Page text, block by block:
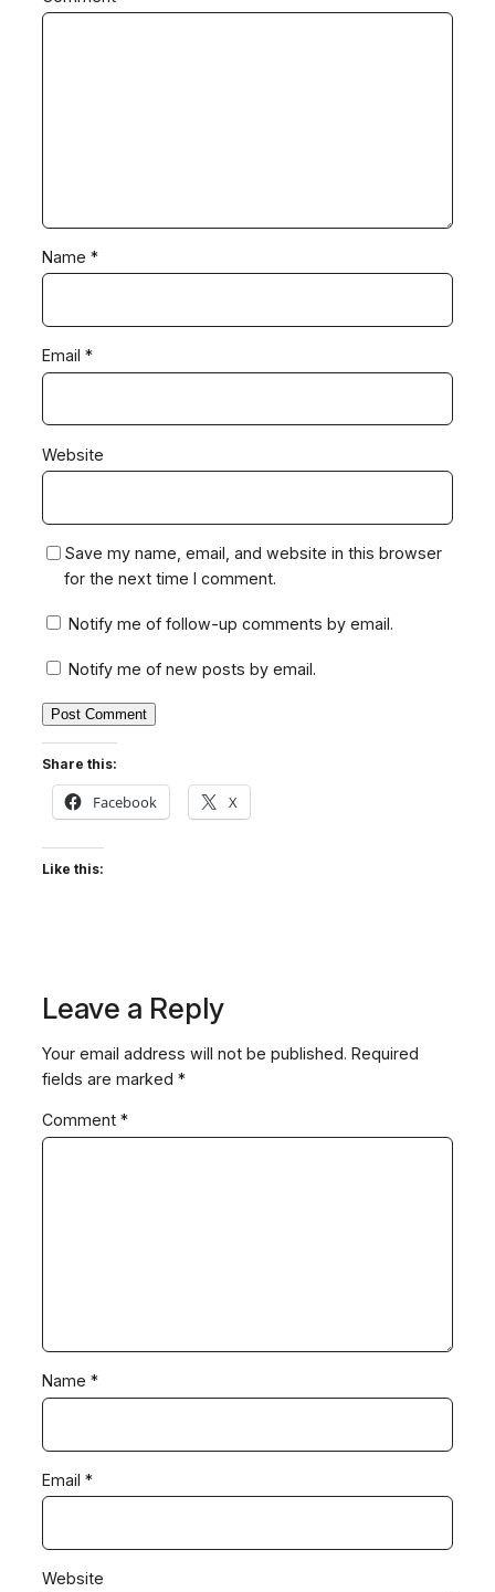
Name *
Email *
Website
Save my name, email, and website in this browser
for the next time I comment.
Notify me of follow-up comments by email.
Notify me of new posts by email.
Share this:
Facebook X
Like this:
Leave a Reply
Your email address will not be published. Required
fields are marked *
Comment *
Name *
Email *
Website